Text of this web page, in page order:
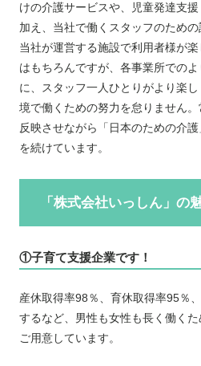
けの介護サービスや、児童発達支
加え、当社で働くスタッフのための
当社が運営する施設で利用者様が
はもちろんですが、各事業所での
に、スタッフ一人ひとりがより楽
境で働くための努力を怠りません
反映させながら「日本のための介
を続けています。
「株式会社いっしん」の
①子育て支援企業です！
産休取得率98％、育休取得率95％
するなど、男性も女性も長く働く
ご用意しています。